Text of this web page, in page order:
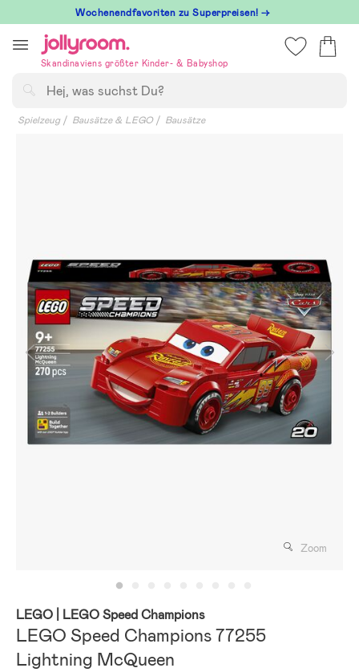
till
innehållet
Wochenendfavoriten zu Superpreisen! →
Skandinaviens größter Kinder- & Babyshop
Spielzeug Bausätze & LEGO Bausätze
Zoom
LEGO | LEGO Speed Champions
LEGO Speed Champions 77255
Lightning McQueen